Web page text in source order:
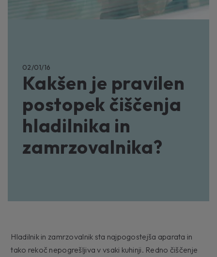
02/01/16
Kakšen je pravilen
postopek čiščenja
hladilnika in
zamrzovalnika?
Hladilnik in zamrzovalnik sta najpogostejša aparata in
tako rekoč nepogrešljiva v vsaki kuhinji. Redno čiščenje